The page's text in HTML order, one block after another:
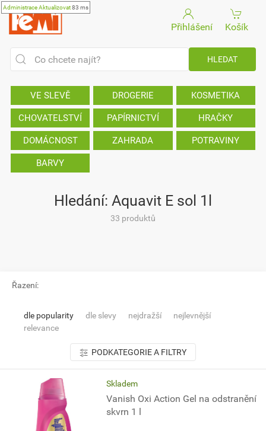
AdministraceAktualizovat83 ms
Přihlášení Košík
VE SLEVĚ DROGERIE KOSMETIKA
CHOVATELSTVÍ PAPÍRNICTVÍ HRAČKY
DOMÁCNOST ZAHRADA POTRAVINY
BARVY
Hledání: Aquavit E sol 1l
33 produktů
Řazení:
dle popularity dle slevy nejdražší
nejlevnější
relevance
PODKATEGORIE A FILTRY
Skladem
Vanish Oxi Action Gel na odstranění
skvrn 1 l